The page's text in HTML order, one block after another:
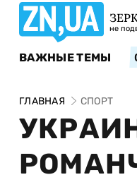
не
ВАЖНЫЕ ТЕМЫ
ГЛАВНАЯ СПОРТ